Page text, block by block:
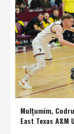
Mulţumim,
East Texas